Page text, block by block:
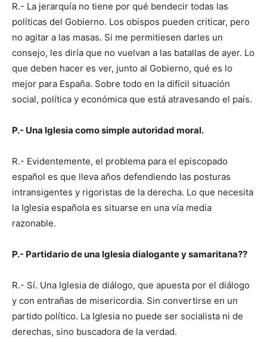
R.- La jerarquía no tiene por qué bendecir todas las
políticas del Gobierno. Los obispos pueden criticar, pero
no agitar a las masas. Si me permitiesen darles un
consejo, les diría que no vuelvan a las batallas de ayer. Lo
que deben hacer es ver, junto al Gobierno, qué es lo
mejor para España. Sobre todo en la difícil situación
social, política y económica que está atravesando el país.
P.- Una Iglesia como simple autoridad moral.
R.- Evidentemente, el problema para el episcopado
español es que lleva años defendiendo las posturas
intransigentes y rigoristas de la derecha. Lo que necesita
la Iglesia española es situarse en una vía media
razonable.
P.- Partidario de una Iglesia dialogante y samaritana??
R.- Sí. Una Iglesia de diálogo, que apuesta por el diálogo
y con entrañas de misericordia. Sin convertirse en un
partido político. La Iglesia no puede ser socialista ni de
derechas, sino buscadora de la verdad.